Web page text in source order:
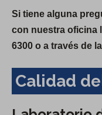
Si tiene alguna
con nuestra oficina
6300 o a través de la
Calidad